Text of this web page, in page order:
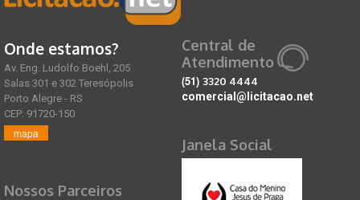
Onde estamos?
Av. Eng. Ludolfo Boehl, 205
Salas 301 e 302 Teresópolis
Porto Alegre - RS
CEP: 91720-150
mapa
Nossos Parceiros
Central de
Atendimento
(51) 3320 4444
comercial@licitacao.net
Janela Social